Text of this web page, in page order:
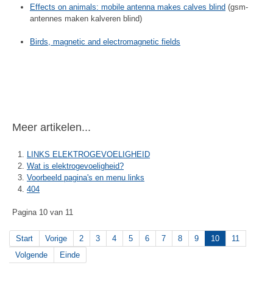
Effects on animals: mobile antenna makes calves blind (gsm-
antennes maken kalveren blind)
Birds, magnetic and electromagnetic fields
Meer artikelen...
LINKS ELEKTROGEVOELIGHEID
Wat is elektrogevoeligheid?
Voorbeeld pagina's en menu links
404
Pagina 10 van 11
Start Vorige 2 3 4 5 6 7 8 9 10
11
Volgende
Einde